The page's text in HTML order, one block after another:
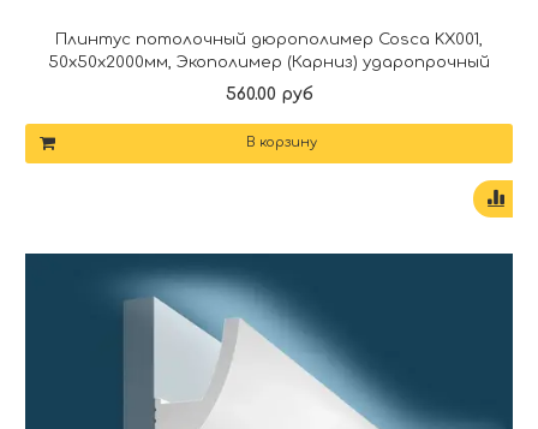
Плинтус потолочный дюрополимер Cosca KX001,
50x50x2000мм, Экополимер (Карниз) ударопрочный
560.00 руб
В корзину